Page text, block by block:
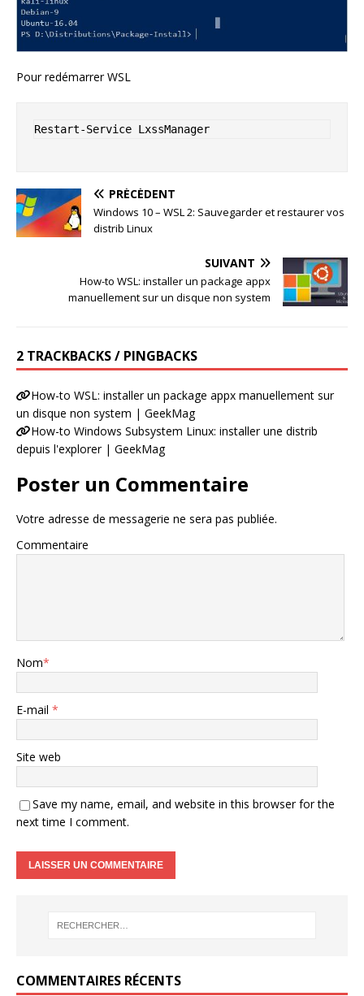
Pour redémarrer WSL
Restart-Service LxssManager
PRÉCÉDENT
Windows 10 – WSL 2: Sauvegarder et restaurer vos
distrib Linux
SUIVANT
How-to WSL: installer un package appx
manuellement sur un disque non system
2 TRACKBACKS / PINGBACKS
How-to WSL: installer un package appx manuellement sur
un disque non system | GeekMag
How-to Windows Subsystem Linux: installer une distrib
depuis l'explorer | GeekMag
Poster un Commentaire
Votre adresse de messagerie ne sera pas publiée.
Commentaire
Nom*
E-mail *
Site web
Save my name, email, and website in this browser for the
next time I comment.
COMMENTAIRES RÉCENTS